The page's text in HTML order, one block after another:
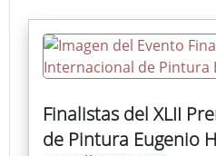
público en alguna de ellas.
Finalistas del XLII
de Pintura Eugenio